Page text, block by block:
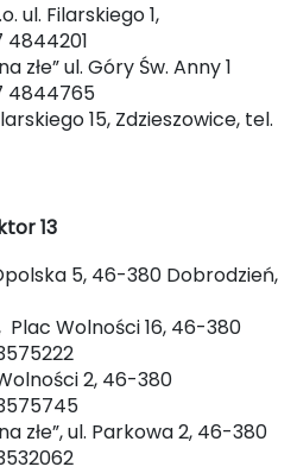
ul. Filarskiego 1,
4844201
złe” ul. Góry Św. Anny 1
4844765
15, Zdzieszowice, tel.
13
5, 46-380 Dobrodzień,
Wolności 16, 46-380
2, 46-380
złe”, ul. Parkowa 2, 46-380